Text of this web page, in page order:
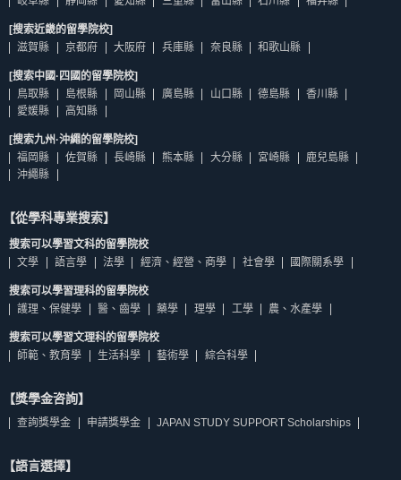
[搜索近畿的留學院校]
滋賀縣
京都府 大阪府 兵庫縣 奈良縣 和歌山縣
[搜索中國·四國的留學院校]
鳥取縣
島根縣 岡山縣 廣島縣 山口縣 德島縣
香川縣
愛媛縣
高知縣
[搜索九州·沖繩的留學院校]
福岡縣
佐賀縣 長崎縣 熊本縣 大分縣 宮崎縣
鹿兒島縣
沖繩縣
【從學科專業搜索】
搜索可以學習文科的留學院校
文學
語言學 法學 經濟、經營、商學 社會學 國際關系學
搜索可以學習理科的留學院校
護理、保健學
醫、齒學 藥學 理學 工學 農、水產學
搜索可以學習文理科的留學院校
師範、教育學
生活科學 藝術學 綜合科學
【獎學金咨詢】
查詢獎學金 申請獎學金 JAPAN STUDY SUPPORT Scholarships
【語言選擇】